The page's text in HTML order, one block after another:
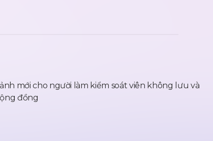
mới cho người làm kiểm soát viên không lưu và
đồng